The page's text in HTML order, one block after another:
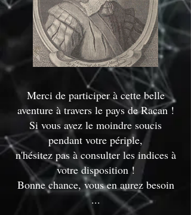
Merci de participer à cette belle
aventure à travers le pays de Racan !
Si vous avez le moindre soucis
pendant votre périple,
n'hésitez pas à consulter les indices à
votre disposition !
Bonne chance, vous en aurez besoin
...